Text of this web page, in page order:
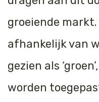
groeiende
afhankelijk van
gezien als
worden